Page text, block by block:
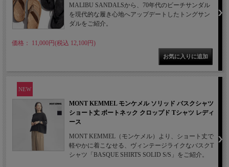
MALIBU SANDALSから、70年代のビーチサンダル
を現代的な履き心地へアップデートしたトングサン
ダルをご紹介。
価格： 11,000円(税込 12,100円)
NEW
MONT KEMMEL モンケメル ソリッド バスクシャツ
ショート丈 ボートネック クロップド Tシャツ レディ
ース
MONT KEMMEL（モンケメル）より、ショート丈で
軽やかに着こなせる、ヴィンテージライクなバスクT
シャツ「BASQUE SHIRTS SOLID S/S」をご紹介。